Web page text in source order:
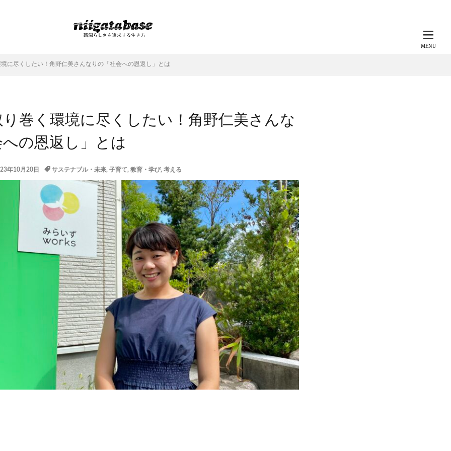
に尽くしたい！角野仁美さんなりの「社会への恩返し」とは
巻く環境に尽くしたい！角野仁美さんな
の恩返し」とは
年10月20日 サステナブル・未来, 子育て, 教育・学び, 考える